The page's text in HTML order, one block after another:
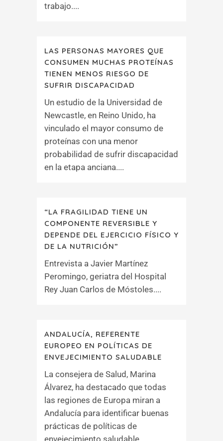
trabajo....
LAS PERSONAS MAYORES QUE
CONSUMEN MUCHAS PROTEÍNAS
TIENEN MENOS RIESGO DE
SUFRIR DISCAPACIDAD
Un estudio de la Universidad de
Newcastle, en Reino Unido, ha
vinculado el mayor consumo de
proteínas con una menor
probabilidad de sufrir discapacidad
en la etapa anciana....
“LA FRAGILIDAD TIENE UN
COMPONENTE REVERSIBLE Y
DEPENDE DEL EJERCICIO FÍSICO Y
DE LA NUTRICIÓN”
Entrevista a Javier Martínez
Peromingo, geriatra del Hospital
Rey Juan Carlos de Móstoles....
ANDALUCÍA, REFERENTE
EUROPEO EN POLÍTICAS DE
ENVEJECIMIENTO SALUDABLE
La consejera de Salud, Marina
Álvarez, ha destacado que todas
las regiones de Europa miran a
Andalucía para identificar buenas
prácticas de políticas de
envejecimiento saludable....